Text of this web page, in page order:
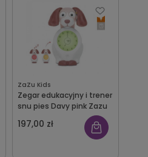
ZaZu Kids
Zegar edukacyjny i trener
snu pies Davy pink Zazu
197,00 zł